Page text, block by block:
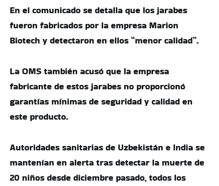
En el comunicado se detalla que los jarabes
fueron fabricados por la empresa Marion
Biotech y detectaron en ellos “menor calidad”.
La OMS también acusó que la empresa
fabricante de estos jarabes no proporcionó
garantías mínimas de seguridad y calidad en
este producto.
Autoridades sanitarias de Uzbekistán e India se
mantenían en alerta tras detectar la muerte de
20 niños desde diciembre pasado, todos los